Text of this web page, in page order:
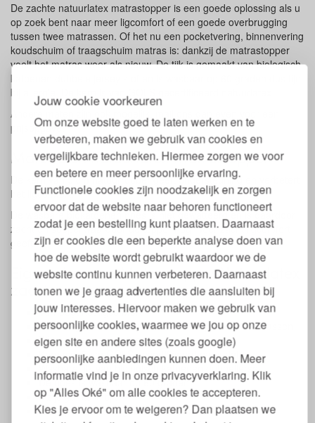
Jouw cookie voorkeuren
Om onze website goed te laten werken en te
verbeteren, maken we gebruik van cookies en
vergelijkbare technieken. Hiermee zorgen we voor
een betere en meer persoonlijke ervaring.
Functionele cookies zijn noodzakelijk en zorgen
ervoor dat de website naar behoren functioneert
zodat je een bestelling kunt plaatsen. Daarnaast
zijn er cookies die een beperkte analyse doen van
hoe de website wordt gebruikt waardoor we de
website continu kunnen verbeteren. Daarnaast
tonen we je graag advertenties die aansluiten bij
jouw interesses. Hiervoor maken we gebruik van
persoonlijke cookies, waarmee we jou op onze
eigen site en andere sites (zoals google)
persoonlijke aanbiedingen kunnen doen. Meer
informatie vind je in onze privacyverklaring. Klik
op "Alles Oké" om alle cookies te accepteren.
Kies je ervoor om te weigeren? Dan plaatsen we
De zachte natuurlatex matrastopper is een goede oplossing als u
op zoek bent naar meer ligcomfort of een goede overbrugging
tussen twee matrassen. Of het nu een pocketvering, binnenvering
koudschuim of traagschuim matras is: dankzij de matrastopper
voelt het matras weer als nieuw. De tijk is gemaakt van biologisch
katoenen dubbele jersey stof en is wasbaar op 60 graden dus fijn
bij allergie. De kern is van GOLS gecertificeerd natuurlatex.
Andere maten zijn ook mogelijk, mail ons dan even voor een
prijsopgave.
Materialen natuurlatex matrastopper
De kern van 5 cm natuurrubber geeft ondersteuning en verbetert
het ligcomfort.
De wasbare biokatoenen hoes is niet gewatteerd en is daardoor
zacht en soepel waardoor de topper nog meer zacht ligcomfort
geeft.
Eigenschappen Matrastopper Natuurlatex
zacht
Verhoogt het ligcomfort
Overbrugt de ruimte tussen twee eenpersoonsmatrassen
Dikte matrastopper 5 cm
Kern van 5 cm GOLS gecertificeerd natuurlatex
Wasbare tijk van biologisch katoenen dubbeljersey
De hoes is wasbaar op 60 graden
3 zijdige rits in tijk
Kan op elk matras gebruikt worden